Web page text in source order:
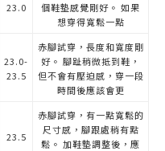
23.0
個鞋墊感覺剛好。 如果
想穿得寬鬆一點
23.0-
23.5
赤腳試穿，長度和寬度剛
好。 腳趾稍微抵到鞋，
但不會有壓迫感，穿一段
時間後應該會更
23.5
赤腳試穿，有一點寬鬆的
尺寸感，腳跟處稍有點
鬆。 加鞋墊調整後，應